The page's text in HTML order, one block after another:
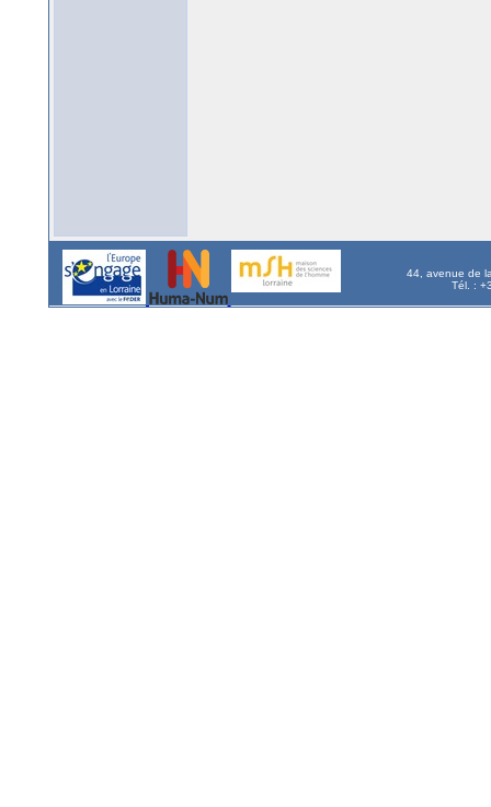
44, avenue de
Tél. :